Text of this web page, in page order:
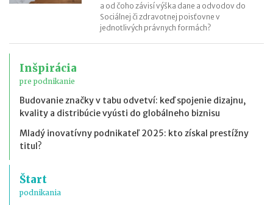
a od čoho závisí výška dane a odvodov do
Sociálnej či zdravotnej poisťovne v
jednotlivých právnych formách?
Inšpirácia
pre podnikanie
Budovanie značky v tabu odvetví: keď spojenie dizajnu,
kvality a distribúcie vyústi do globálneho biznisu
Mladý inovatívny podnikateľ 2025: kto získal prestížny
titul?
Štart
podnikania